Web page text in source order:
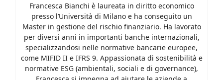
Francesca Bianchi è laureata in diritto economico
presso l’Università di Milano e ha conseguito un
Master in gestione del rischio finanziario. Ha lavorato
per diversi anni in importanti banche internazionali,
specializzandosi nelle normative bancarie europee,
come MIFID II e IFRS 9. Appassionata di sostenibilità e
normative ESG (ambientali, sociali e di governance),